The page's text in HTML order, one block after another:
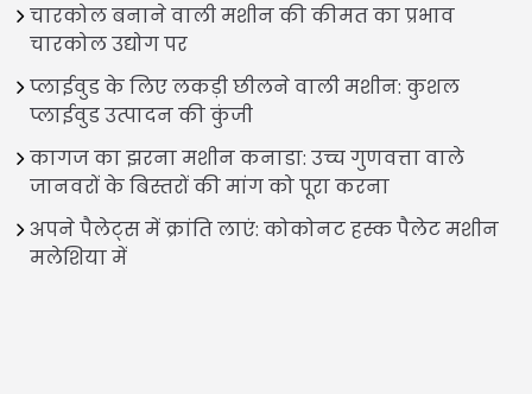
चारकोल बनाने वाली मशीन की कीमत का प्रभाव
चारकोल उद्योग पर
प्लाईवुड के लिए लकड़ी छीलने वाली मशीन: कुशल
प्लाईवुड उत्पादन की कुंजी
कागज का झरना मशीन कनाडा: उच्च गुणवत्ता वाले
जानवरों के बिस्तरों की मांग को पूरा करना
अपने पैलेट्स में क्रांति लाएं: कोकोनट हस्क पैलेट मशीन
मलेशिया में